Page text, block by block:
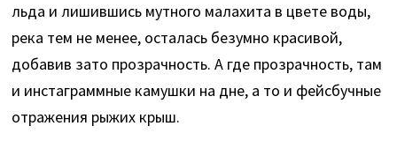
льда и лишившись мутного малахита в цвете воды,
река тем не менее, осталась безумно красивой,
добавив зато прозрачность. А где прозрачность, там
и инстаграммные камушки на дне, а то и фейсбучные
отражения рыжих крыш.